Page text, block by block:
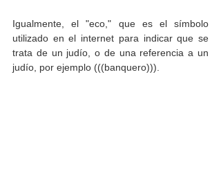
Igualmente, el "eco," que es el símbolo
utilizado en el internet para indicar que se
trata de un judío, o de una referencia a un
judío, por ejemplo (((banquero))).